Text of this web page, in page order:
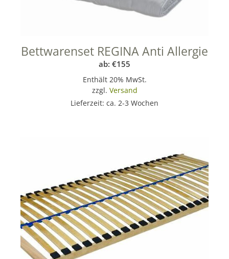
Bettwarenset REGINA Anti Allergie
ab: €155
Enthält 20% MwSt.
zzgl. Versand
Lieferzeit: ca. 2-3 Wochen